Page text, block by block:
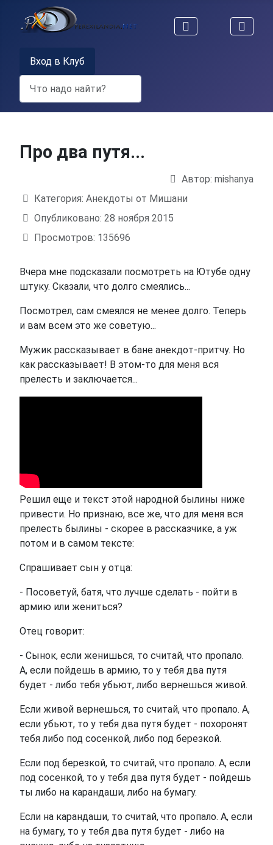
Вход в Клуб
Про два путя...
Автор: mishanya
Категория: Анекдоты от Мишани
Опубликовано: 28 ноября 2015
Просмотров: 135696
Вчера мне подсказали посмотреть на Ютубе одну
штуку. Сказали, что долго смеялись...
Посмотрел, сам смеялся не менее долго. Теперь
и вам всем это же советую...
Мужик рассказывает в бане анекдот-притчу. Но
как рассказывает! В этом-то для меня вся
прелесть и заключается...
Решил еще и текст этой народной былины ниже
привести. Но признаю, все же, что для меня вся
прелесть былины - скорее в рассказчике, а уж
потом и в самом тексте:
Спрашивает сын у отца:
- Посоветуй, батя, что лучше сделать - пойти в
армию или жениться?
Отец говорит:
- Сынок, если женишься, то считай, что пропало.
А, если пойдешь в армию, то у тебя два путя
будет - либо тебя убьют, либо вернешься живой.
Если живой вернешься, то считай, что пропало. А,
если убьют, то у тебя два путя будет - похоронят
тебя либо под сосенкой, либо под березкой.
Если под березкой, то считай, что пропало. А, если
под сосенкой, то у тебя два путя будет - пойдешь
ты либо на карандаши, либо на бумагу.
Если на карандаши, то считай, что пропало. А, если
на бумагу, то у тебя два путя будет - либо на